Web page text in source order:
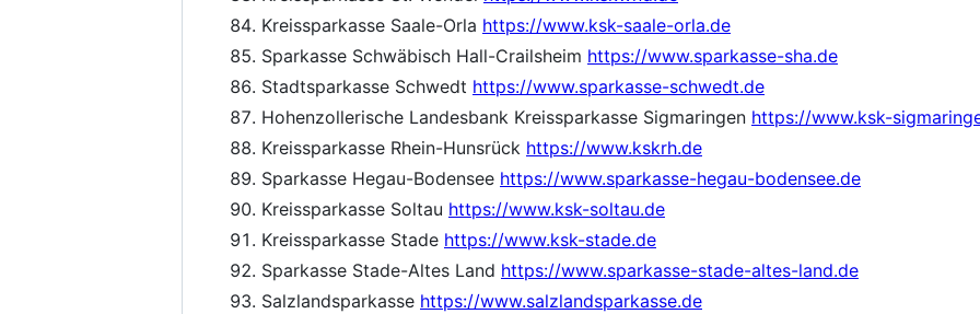
Kreissparkasse Saale-Orla https://www.ksk-saale-orla.de
Sparkasse Schwäbisch Hall-Crailsheim https://www.sparkasse-sha.de
Stadtsparkasse Schwedt https://www.sparkasse-schwedt.de
Hohenzollerische Landesbank Kreissparkasse Sigmaringen https://www.ksk-
Kreissparkasse Rhein-Hunsrück https://www.kskrh.de
Sparkasse Hegau-Bodensee https://www.sparkasse-hegau-bodensee.de
Kreissparkasse Soltau https://www.ksk-soltau.de
Kreissparkasse Stade https://www.ksk-stade.de
Sparkasse Stade-Altes Land https://www.sparkasse-stade-altes-land.de
Salzlandsparkasse https://www.salzlandsparkasse.de